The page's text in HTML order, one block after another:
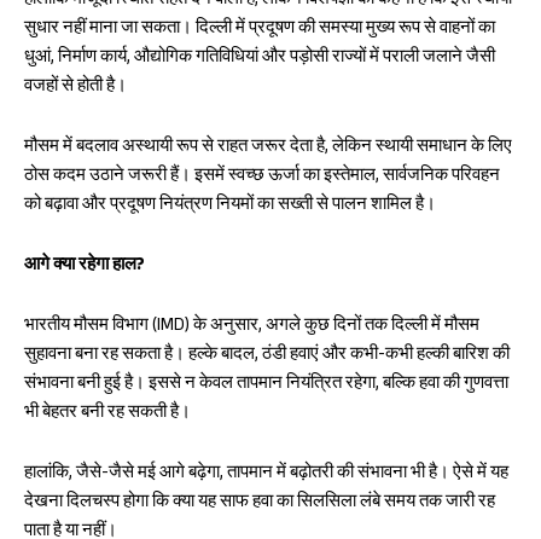
सुधार नहीं माना जा सकता। दिल्ली में प्रदूषण की समस्या मुख्य रूप से वाहनों का
धुआं, निर्माण कार्य, औद्योगिक गतिविधियां और पड़ोसी राज्यों में पराली जलाने जैसी
वजहों से होती है।
मौसम में बदलाव अस्थायी रूप से राहत जरूर देता है, लेकिन स्थायी समाधान के लिए
ठोस कदम उठाने जरूरी हैं। इसमें स्वच्छ ऊर्जा का इस्तेमाल, सार्वजनिक परिवहन
को बढ़ावा और प्रदूषण नियंत्रण नियमों का सख्ती से पालन शामिल है।
आगे क्या रहेगा हाल?
भारतीय मौसम विभाग (IMD) के अनुसार, अगले कुछ दिनों तक दिल्ली में मौसम
सुहावना बना रह सकता है। हल्के बादल, ठंडी हवाएं और कभी-कभी हल्की बारिश की
संभावना बनी हुई है। इससे न केवल तापमान नियंत्रित रहेगा, बल्कि हवा की गुणवत्ता
भी बेहतर बनी रह सकती है।
हालांकि, जैसे-जैसे मई आगे बढ़ेगा, तापमान में बढ़ोतरी की संभावना भी है। ऐसे में यह
देखना दिलचस्प होगा कि क्या यह साफ हवा का सिलसिला लंबे समय तक जारी रह
पाता है या नहीं।